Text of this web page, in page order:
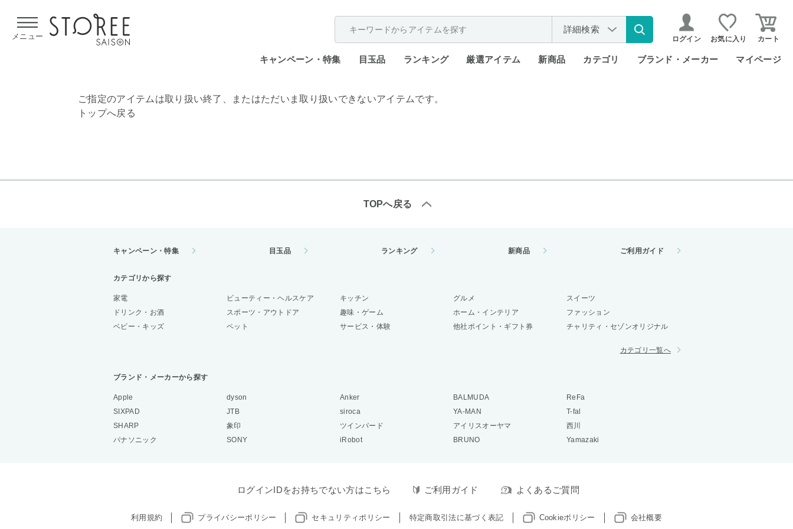
メニュー
詳細検索
ログイン お気に入り カート
キャンペーン・特集 目玉品 ランキング 厳選アイテム 新商品 カテゴリ ブランド・メーカー マイページ
ご指定のアイテムは取り扱い終了、またはただいま取り扱いできないアイテムです。
トップへ戻る
TOPへ戻る
キャンペーン・特集 目玉品 ランキング 新商品 ご利用ガイド
カテゴリから探す
家電 ビューティー・ヘルスケア キッチン グルメ
スイーツ
ドリンク・お酒
スポーツ・アウトドア 趣味・ゲーム ホーム・インテリア
ファッション
ベビー・キッズ
ペット サービス・体験 他社ポイント・ギフト券 チャリティ・セゾンオリジナル
カテゴリ一覧へ
ブランド・メーカーから探す
Apple dyson Anker BALMUDA
ReFa
SIXPAD
JTB siroca YA-MAN
T-fal
SHARP
象印 ツインバード アイリスオーヤマ
西川
パナソニック
SONY iRobot BRUNO Yamazaki
ログインIDをお持ちでない方はこちら ご利用ガイド よくあるご質問
利用規約 プライバシーポリシー セキュリティポリシー 特定商取引法に基づく表記 Cookieポリシー 会社概要